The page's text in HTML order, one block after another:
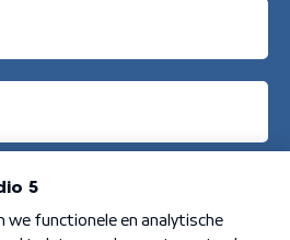
Aanmelden